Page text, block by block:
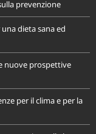
prevenzione
dieta sana ed
prospettive
per il clima e per la